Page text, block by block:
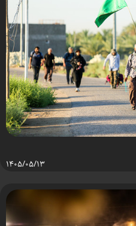
۱۴۰۵/۰۵/۱۳